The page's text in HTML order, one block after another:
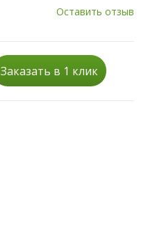
Оставить отзыв
Заказать в 1 клик